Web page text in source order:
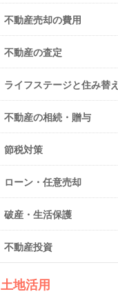
不動産売却の費用
不動産の査定
ライフステージと住み替え
不動産の相続・贈与
節税対策
ローン・任意売却
破産・生活保護
不動産投資
土地活用